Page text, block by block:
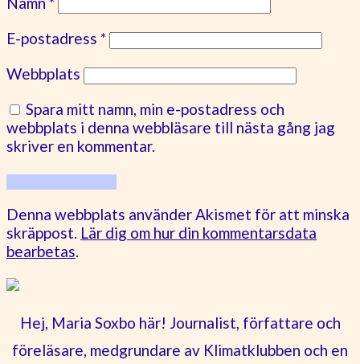
E-postadress *
Webbplats
Spara mitt namn, min e-postadress och
webbplats i denna webbläsare till nästa gång jag
skriver en kommentar.
Denna webbplats använder Akismet för att minska
skräppost. Lär dig om hur din kommentarsdata
bearbetas.
Hej, Maria Soxbo här! Journalist, författare och
föreläsare, medgrundare av Klimatklubben och en